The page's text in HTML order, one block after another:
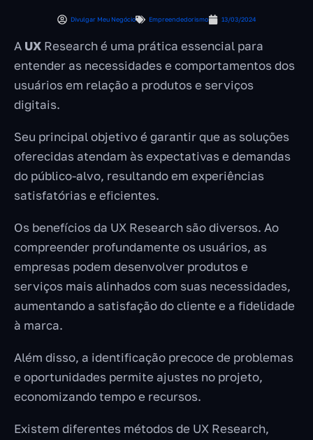
Divulgar Meu Negócio Empreendedorismo 13/03/2024
A UX Research é uma prática essencial para
entender as necessidades e comportamentos dos
usuários em relação a produtos e serviços
digitais.
Seu principal objetivo é garantir que as soluções
oferecidas atendam às expectativas e demandas
do público-alvo, resultando em experiências
satisfatórias e eficientes.
Os benefícios da UX Research são diversos. Ao
compreender profundamente os usuários, as
empresas podem desenvolver produtos e
serviços mais alinhados com suas necessidades,
aumentando a satisfação do cliente e a fidelidade
à marca.
Além disso, a identificação precoce de problemas
e oportunidades permite ajustes no projeto,
economizando tempo e recursos.
Existem diferentes métodos de UX Research,